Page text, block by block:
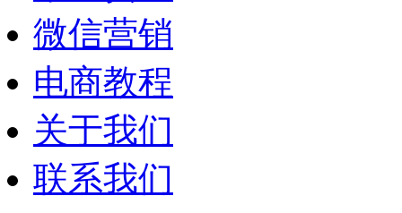
微信营销
电商教程
关于我们
联系我们